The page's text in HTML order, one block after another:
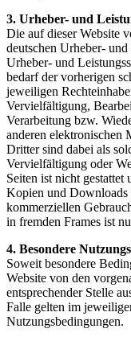
3. Urheber- und
Die auf dieser Website
deutschen Urheber-
Urheber- und
bedarf der vorherigen
jeweiligen
Vervielfältigung,
Verarbeitung bzw.
anderen elektronischen
Dritter sind dabei als
Vervielfältigung oder
Seiten ist nicht
Kopien und Downloads
kommerziellen
in fremden Frames ist
4. Besondere
Soweit besondere
Website von den
entsprechender Stelle
Falle gelten im
Nutzungsbedingungen.